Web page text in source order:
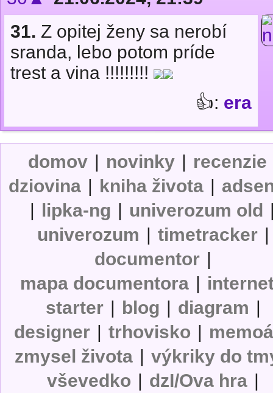
31. Z opitej ženy sa nerobí
sranda, lebo potom príde
trest a vina !!!!!!!!!
👍: era
domov | novinky | recenzie
dziovina | kniha života |
| lipka-ng | univerozum old
univerozum | timetracker |
documentor |
mapa documentora |
starter | blog | diagram |
designer | trhovisko |
zmysel života | výkriky do
vševedko | dzI/Ova hra |